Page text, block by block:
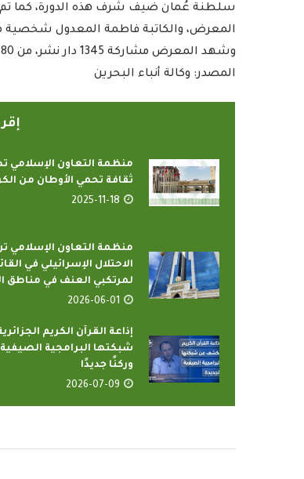
سلطنة عُمان ضيف شرف هذه الدورة، كما تم
المعرض، والكاتبة فاطمة المعدول
وشهد المعرض مشاركة 1345 دار نشر، من 80 دولة، و6150 عارضًا للإصدارات الأدبية والفكرية.
المصدر: وكالة أنباء البحرين
منظمة التعاون الإسلامي
ثقافة تحمي الأوطان من
2025-11-18
منظمة التعاون الإسلامي
الاحتلال الإسرائيلي في
لمرتكبي العنف في مناطق
2026-06-01
إذاعة القرآن الكريم
وركنًا جديدًا
2026-07-09
بإذاعات وتليفزيونات
أمين عام